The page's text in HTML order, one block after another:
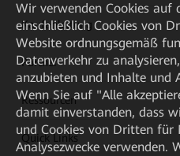
Kaufanleitung
Partner
Ressourcen
Quick Links
Wir verwenden Cookies auf
einschließlich Cookies von
Website ordnungsgemäß
Datenverkehr zu
anzubieten und Inhalte und
Wenn Sie auf "Alle
damit einverstanden, dass
und Cookies von Dritten für
Analysezwecke verwenden.